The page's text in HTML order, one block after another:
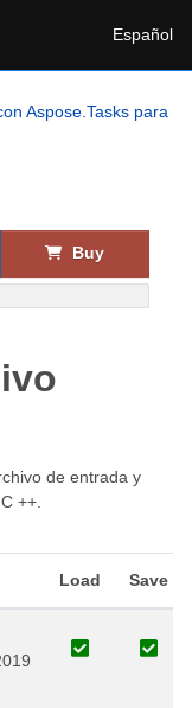
Español
Aspose.Tasks para C
Buy
de entrada y
++.
Load Save